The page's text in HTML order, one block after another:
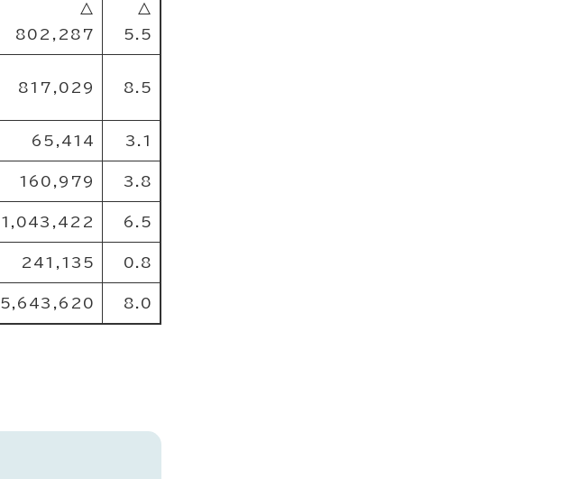
△
802,287
△
5.5
817,029 8.5
65,414 3.1
160,979 3.8
1,043,422 6.5
241,135 0.8
5,643,620 8.0